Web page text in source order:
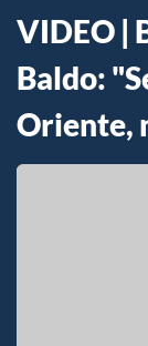
VIDEO |
Baldo:
Oriente,